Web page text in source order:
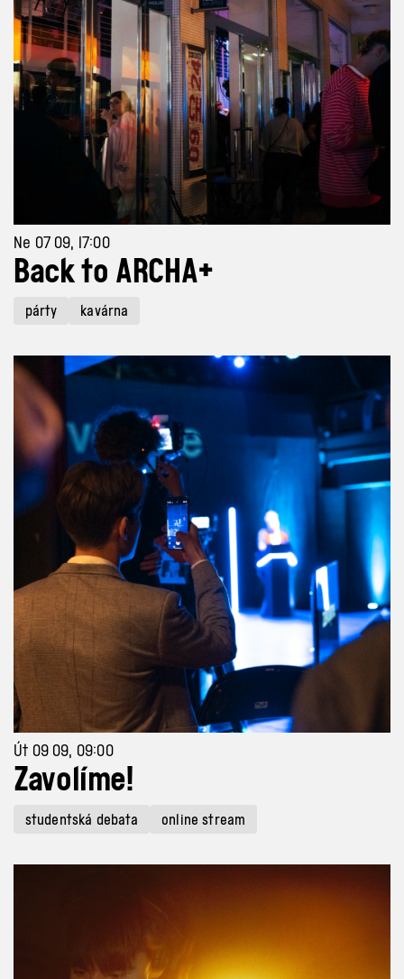
Ne 07 09, 17:00
Back to ARCHA+
párty kavárna
Út 09 09, 09:00
Zavolíme!
studentská debata online stream